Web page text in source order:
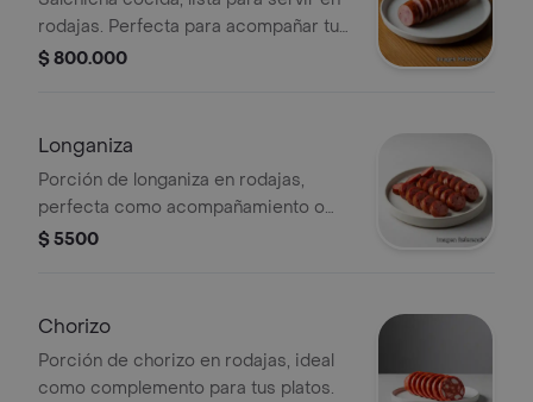
rodajas. Perfecta para acompañar tus
platos favoritos.
$ 800.000
Longaniza
Porción de longaniza en rodajas,
perfecta como acompañamiento o
entrada.
$ 5500
Chorizo
Porción de chorizo en rodajas, ideal
como complemento para tus platos.